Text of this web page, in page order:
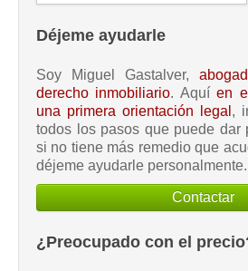
Déjeme ayudarle
Soy Miguel Gastalver,
derecho inmobiliario. Aquíen
una primera orientación legal ,
todos los pasos que puede dar
si no tiene más remedio que
déjeme ayudarle personalmente.
Contactar
¿Preocupado con el